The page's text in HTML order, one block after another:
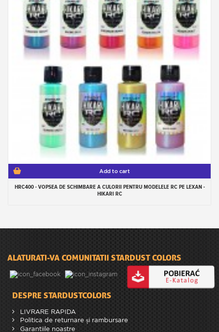
Add to cart
HRC400 - VOPSEA DE SCHIMBARE A CULORII PENTRU MODELELE RC PE LEXAN -
HIKARI RC
ALATURATI-VA COMUNITATII STARDUST COLORS
DESPRE STARDUSTCOLORS
LIVRARE RAPIDA
Politica de returnare și rambursare
Garantiile noastre